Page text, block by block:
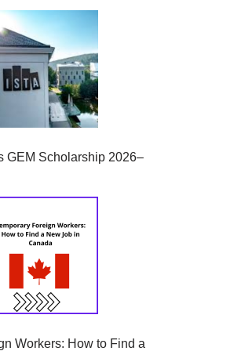
GEM Scholarship 2026–
Workers: How to Find a